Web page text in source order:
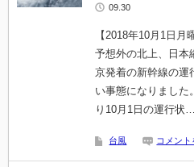
09.30
【2018年10月1日
予想外の北上、日本
京発着の新幹線の運
い事態になりました
り10月1日の運行状…
台風 コメント